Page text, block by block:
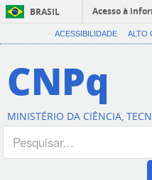
BRASIL
Acesso à
ACESSIBILIDADE ALTO
CNPq
MINISTÉRIO DA CIÊNCIA,